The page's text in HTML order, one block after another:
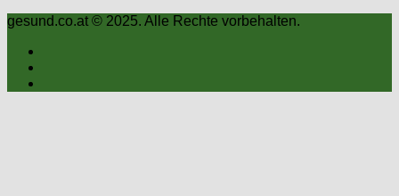
gesund.co.at © 2025. Alle Rechte vorbehalten.